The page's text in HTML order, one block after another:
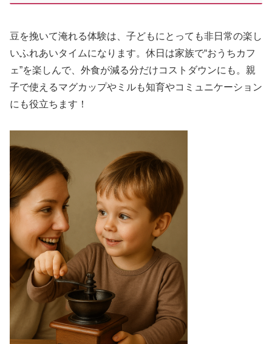
豆を挽いて淹れる体験は、子どもにとっても非日常の楽し
いふれあいタイムになります。休日は家族で“おうちカフ
ェ”を楽しんで、外食が減る分だけコストダウンにも。親
子で使えるマグカップやミルも知育やコミュニケーション
にも役立ちます！